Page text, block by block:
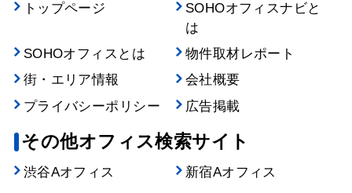
トップページ
SOHOオフィスナビと
は
SOHOオフィスとは
物件取材レポート
街・エリア情報
会社概要
プライバシーポリシー
広告掲載
その他オフィス検索サイト
渋谷Aオフィス 新宿Aオフィス